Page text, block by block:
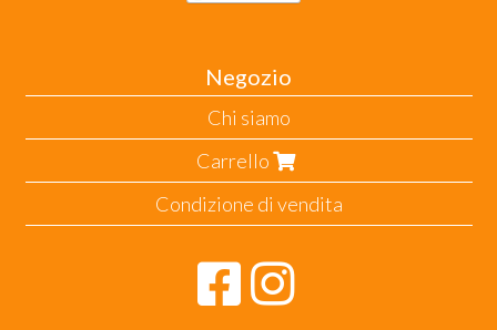
Negozio
Chi siamo
Carrello
Condizione di vendita